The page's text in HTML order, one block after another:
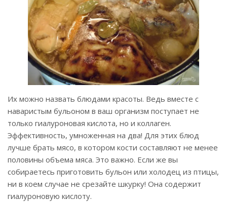
Их можно назвать блюдами красоты. Ведь вместе с
наваристым бульоном в ваш организм поступает не
только гиалуроновая кислота, но и коллаген.
Эффективность, умноженная на два! Для этих блюд
лучше брать мясо, в котором кости составляют не менее
половины объема мяса. Это важно. Если же вы
собираетесь приготовить бульон или холодец из птицы,
ни в коем случае не срезайте шкурку! Она содержит
гиалуроновую кислоту.